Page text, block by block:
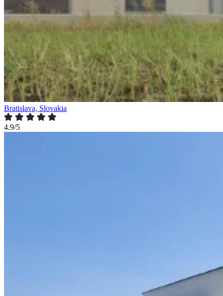
Bratislava, Slovakia
4.9/5